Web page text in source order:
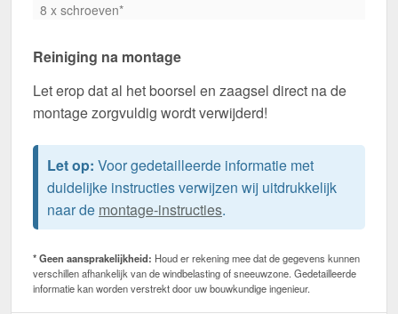
8 x schroeven*
Reiniging na montage
Let erop dat al het boorsel en zaagsel direct na de
montage zorgvuldig wordt verwijderd!
Let op: Voor gedetailleerde informatie met
duidelijke instructies verwijzen wij uitdrukkelijk
naar de montage-instructies.
* Geen aansprakelijkheid: Houd er rekening mee dat de gegevens kunnen
verschillen afhankelijk van de windbelasting of sneeuwzone. Gedetailleerde
informatie kan worden verstrekt door uw bouwkundige ingenieur.